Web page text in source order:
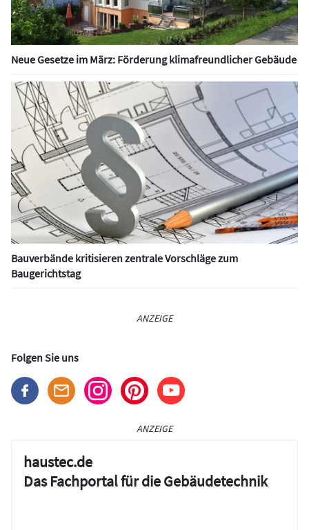
Neue Gesetze im März: Förderung klimafreundlicher Gebäude
Bauverbände kritisieren zentrale Vorschläge zum
Baugerichtstag
ANZEIGE
Folgen Sie uns
ANZEIGE
haustec.de
Das Fachportal für die Gebäudetechnik